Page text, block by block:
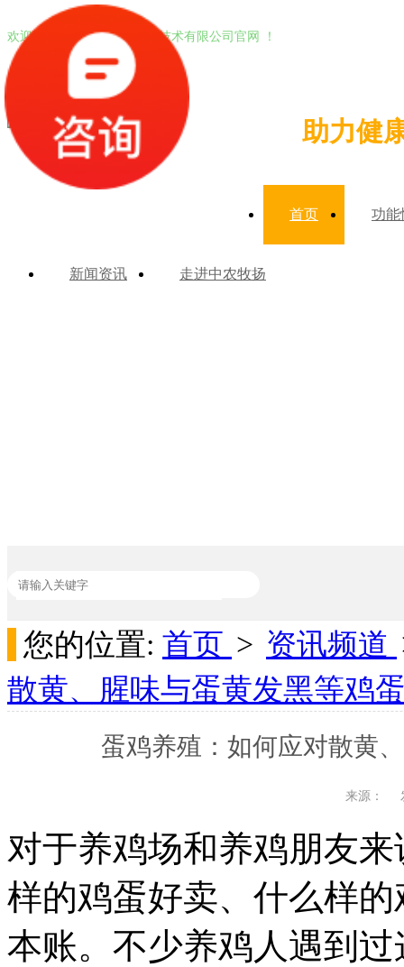
欢迎进入北京中农牧扬生物技术有限公司官网 ！
助力健
首页 功能
新闻资讯 走进中农牧扬
热门关键词：加丽素红 家禽饲料添加剂 吸附剂 动物饲料添加剂
您的位置: 首页 > 资讯频道
散黄、腥味与蛋黄发黑等鸡
蛋鸡养殖：如何应对散黄
来源：
对于养鸡场和养鸡朋友
样的鸡蛋好卖、什么样
本账。不少养鸡人遇到